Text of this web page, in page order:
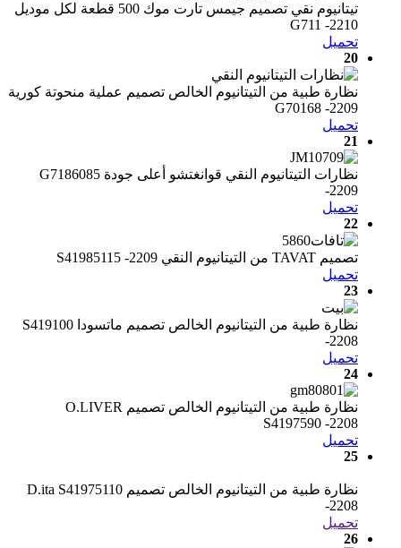
تيتانيوم نقي تصميم جيمس تارت موك 500 قطعة لكل موديل
G711 -2210
تحميل
20
نظارة طبية من التيتانيوم الخالص تصميم عملية منحوتة كورية
G70168 -2209
تحميل
21
نظارات التيتانيوم النقي قوانغتشو أعلى جودة G7186085
-2209
تحميل
22
تصميم TAVAT من التيتانيوم النقي S41985115 -2209
تحميل
23
نظارة طبية من التيتانيوم الخالص تصميم ماتسودا S419100
-2208
تحميل
24
نظارة طبية من التيتانيوم الخالص تصميم O.LIVER
S4197590 -2208
تحميل
25
نظارة طبية من التيتانيوم الخالص تصميم D.ita S41975110
-2208
تحميل
26